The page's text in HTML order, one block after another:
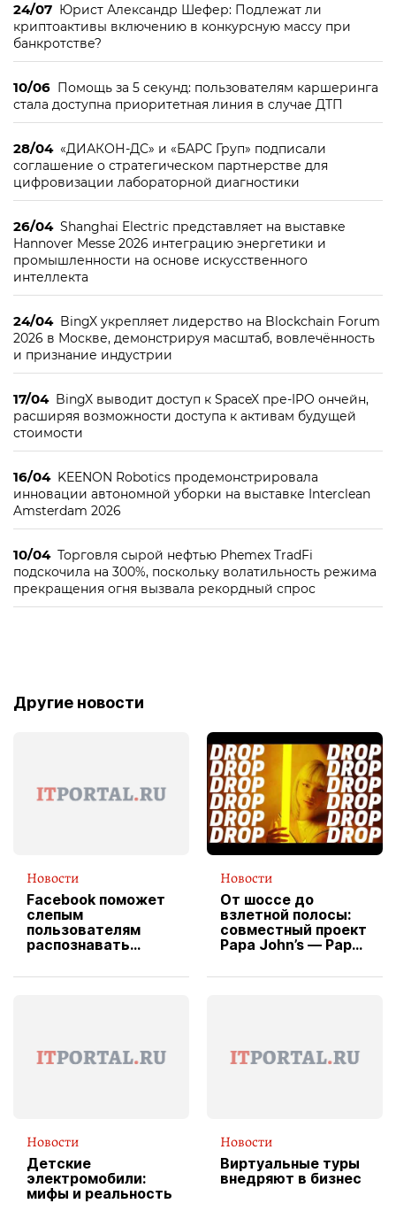
24/07 Юрист Александр Шефер: Подлежат ли
криптоактивы включению в конкурсную массу при
банкротстве?
10/06 Помощь за 5 секунд: пользователям каршеринга
стала доступна приоритетная линия в случае ДТП
28/04 «ДИАКОН-ДС» и «БАРС Груп» подписали
соглашение о стратегическом партнерстве для
цифровизации лабораторной диагностики
26/04 Shanghai Electric представляет на выставке
Hannover Messe 2026 интеграцию энергетики и
промышленности на основе искусственного
интеллекта
24/04 BingX укрепляет лидерство на Blockchain Forum
2026 в Москве, демонстрируя масштаб, вовлечённость
и признание индустрии
17/04 BingX выводит доступ к SpaceX пре-IPO ончейн,
расширяя возможности доступа к активам будущей
стоимости
16/04 KEENON Robotics продемонстрировала
инновации автономной уборки на выставке Interclean
Amsterdam 2026
10/04 Торговля сырой нефтью Phemex TradFi
подскочила на 300%, поскольку волатильность режима
прекращения огня вызвала рекордный спрос
Другие новости
Новости
Facebook поможет
слепым
пользователям
распознавать
Новости
От шоссе до
взлетной полосы:
совместный проект
Papa John’s — Papa
вводит
Новости
Детские
электромобили:
мифы и реальность
Новости
Виртуальные туры
внедряют в бизнес